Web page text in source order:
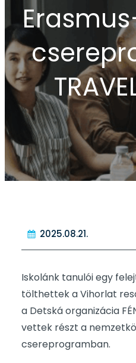
2025.08.21.
Iskolánk tanulói egy
tölthettek a Vihorlat
a Detská organizácia
vettek részt a
csereprogramban.